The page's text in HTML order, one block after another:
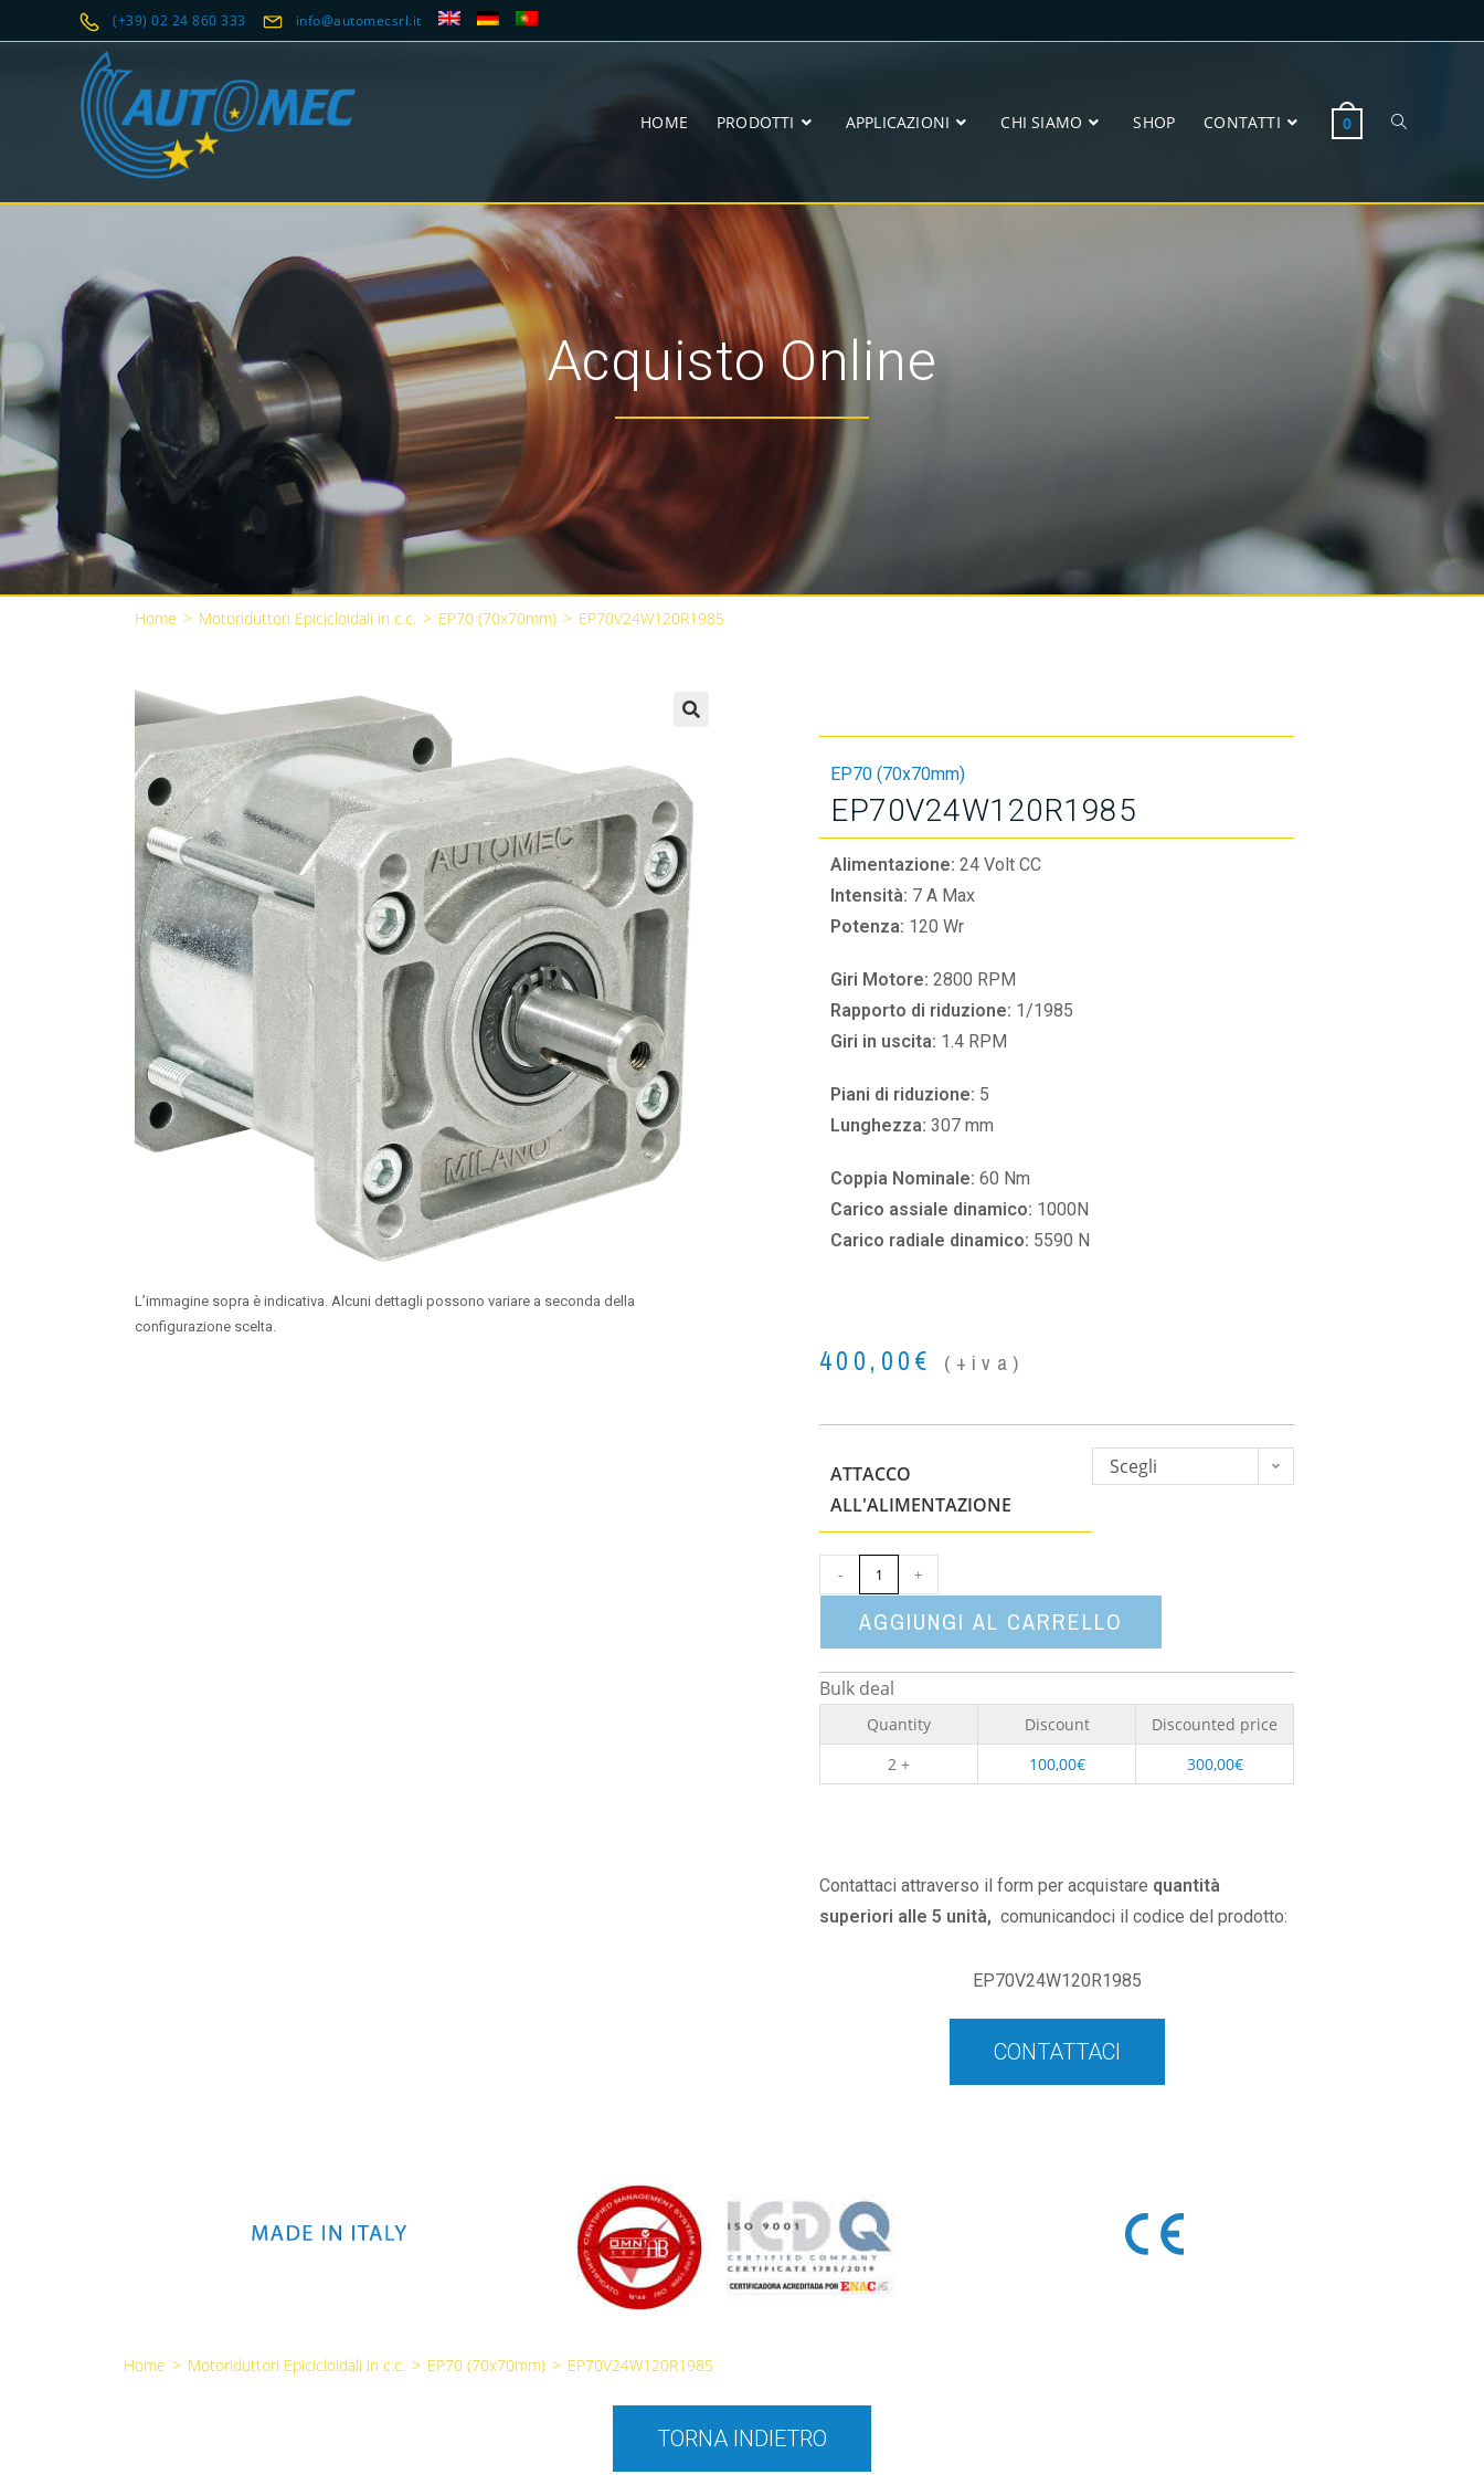
(+39) 02 24 860 333 info@automecsrl.it
HOME PRODOTTI APPLICAZIONI CHI SIAMO SHOP CONTATTI 0
Acquisto Online
Home > Motoriduttori Epicicloidali in c.c. > EP70 (70x70mm) > EP70V24W120R1985
L’immagine sopra è indicativa. Alcuni dettagli possono variare a seconda della
configurazione scelta.
EP70 (70x70mm)
EP70V24W120R1985
Alimentazione: 24 Volt CC
Intensità: 7 A Max
Potenza: 120 Wr
Giri Motore: 2800 RPM
Rapporto di riduzione: 1/1985
Giri in uscita: 1.4 RPM
Piani di riduzione: 5
Lunghezza: 307 mm
Coppia Nominale: 60 Nm
Carico assiale dinamico: 1000N
Carico radiale dinamico: 5590 N
400,00€ (+iva)
ATTACCO
ALL'ALIMENTAZIONE
Scegli
- +
AGGIUNGI AL CARRELLO
Bulk deal
Quantity Discount
Discounted price
2 +
100,00€ 300,00€
Contattaci attraverso il form per acquistare quantità
superiori alle 5 unità, comunicandoci il codice del prodotto:
EP70V24W120R1985
CONTATTACI
Home > Motoriduttori Epicicloidali in c.c. > EP70 (70x70mm) > EP70V24W120R1985
TORNA INDIETRO